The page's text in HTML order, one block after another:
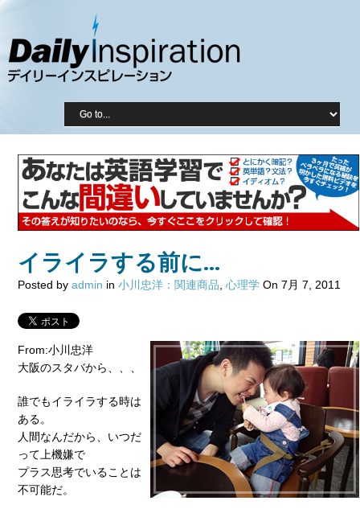
イライラする前に…
Posted by admin in 小川忠洋：関連商品 心理学 On 7月 7, 2011
From:小川忠洋
大阪のスタバから、、、
誰でもイライラする時は
ある。
人間なんだから、いつだ
って上機嫌で
プラス思考でいることは
不可能だ。